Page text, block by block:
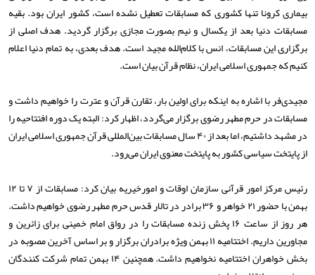
بیماری کرونا تنها کشوری که مسابقات تعطیل نشده است، کشور ایران بود. بقیه
مسابقات دنیا بعد از یکسال و نیم بصورت مجازی برگزار گردید. هدف اصلی از
برگزاری این مسابقات، انس با کلام‌الله مجید است. هدف بعدی، به تمام دنیا اعلام
کنیم که جمهوری اسلامی ایران، نظام قرآن بیان است.
مجیدی‌فر با اشاره به اینکه برای اولین بار، تقارن قرآن و عترت را خواهیم داشت و
مسابقات در حرم مطهر رضوی برگزار می‌گردد، اظهار کرد: البته یک دوره افتتاحیه را
در مشهد داشتیم، اما بعد از ۴۰ سال مسابقات بین‌المللی قرآن جمهوری اسلامی ایران
از پایتخت سیاسی کشور به پایتخت معنوی ایران می‌رود.
رئیس مرکز امور قرآنی سازمان اوقات و امورخیریه بیان کرد: مسابقات از ۷ تا ۱۲
بهمن با حضور ۲۱ خواهر و ۳۶ برادر در تالار قدس حرم مطهر رضوی خواهیم داشت.
هر روز از ساعت ۱۶ پخش زنده مسابقات را در رواق امام خمینی برای زائرین و
مجاورین داریم. اختتامیه ۱۱ بهمن ویژه برادران برگزار و بر اساس آخرین مصوبه در
بخش خواهران اختتامیه نخواهیم داشت. همچنین ۱۴ بهمن تمام شرکت کنندگان